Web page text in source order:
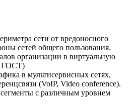
сети от вредоносного
сетей общего пользования.
организации в виртуальную
ГОСТ)
в мультисервисных сетях,
(VoIP, Video conference).
сегменты с различным уровнем